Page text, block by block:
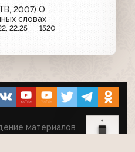
2007) О
словах
22:25 1520
материалов